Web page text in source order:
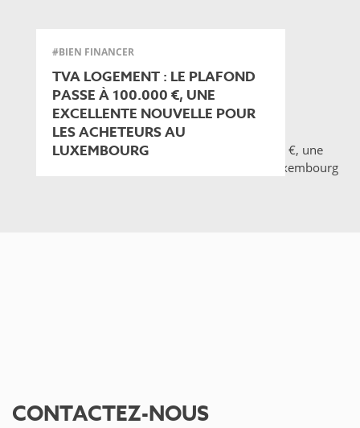
#BIEN FINANCER
TVA LOGEMENT : LE PLAFOND
PASSE À 100.000 €, UNE
EXCELLENTE NOUVELLE POUR
LES ACHETEURS AU
LUXEMBOURG
CONTACTEZ-NOUS